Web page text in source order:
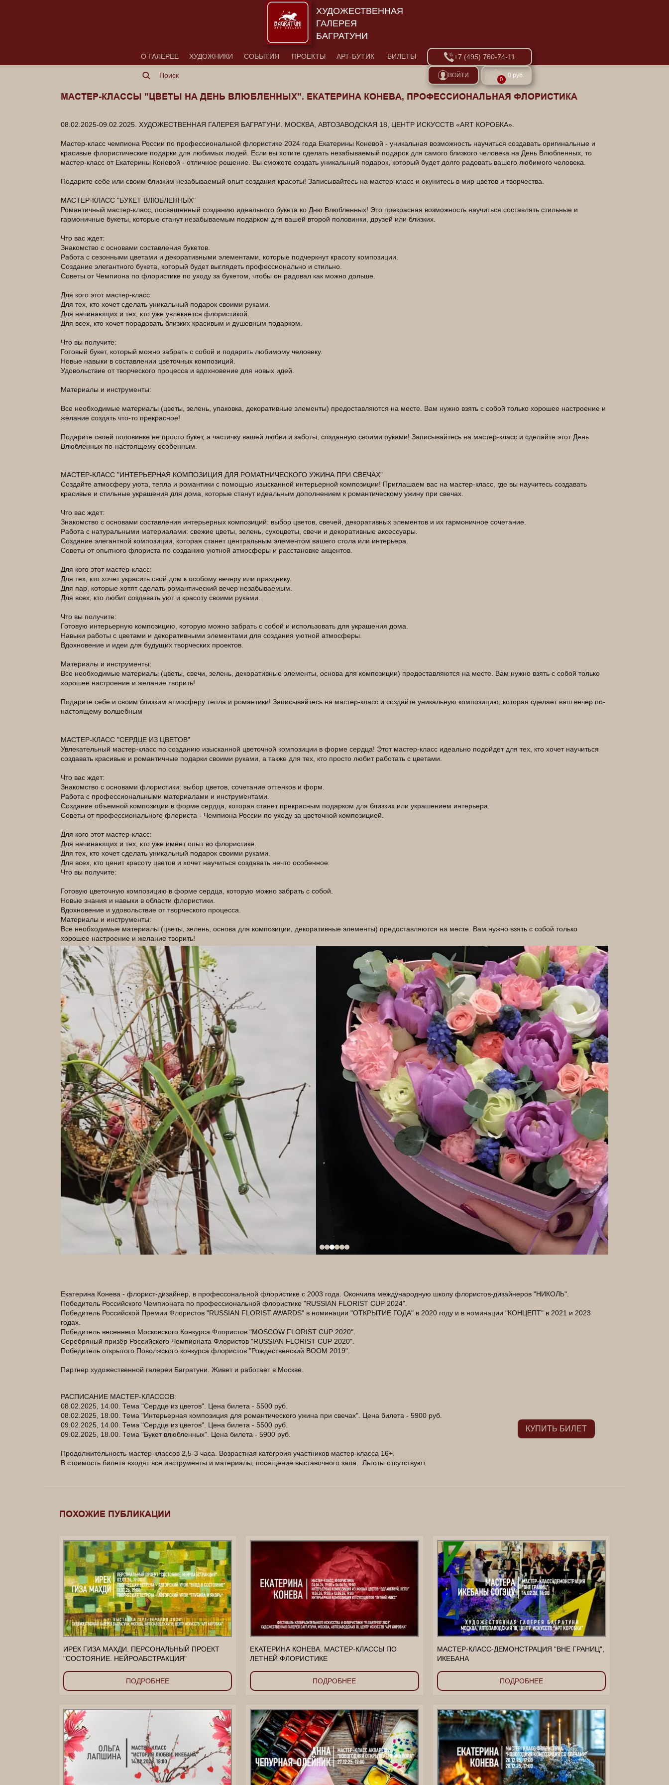
ХУДОЖЕСТВЕННАЯ
ГАЛЕРЕЯ
БАГРАТУНИ
О ГАЛЕРЕЕ ХУДОЖНИКИ СОБЫТИЯ ПРОЕКТЫ АРТ-БУТИК БИЛЕТЫ +7 (495) 760-74-11
ВОЙТИ
0
0 руб.
МАСТЕР-КЛАССЫ "ЦВЕТЫ НА ДЕНЬ ВЛЮБЛЕННЫХ". ЕКАТЕРИНА КОНЕВА, ПРОФЕССИОНАЛЬНАЯ ФЛОРИСТИКА
08.02.2025-09.02.2025. ХУДОЖЕСТВЕННАЯ ГАЛЕРЕЯ БАГРАТУНИ. МОСКВА, АВТОЗАВОДСКАЯ 18, ЦЕНТР ИСКУССТВ «ART КОРОБКА».
Мастер-класс чемпиона России по профессиональной флористике 2024 года Екатерины Коневой - уникальная возможность научиться создавать оригинальные и
красивые флористические подарки для любимых людей. Если вы хотите сделать незабываемый подарок для самого близкого человека на День Влюбленных, то
мастер-класс от Екатерины Коневой - отличное решение. Вы сможете создать уникальный подарок, который будет долго радовать вашего любимого человека.
Подарите себе или своим близким незабываемый опыт создания красоты! Записывайтесь на мастер-класс и окунитесь в мир цветов и творчества.
МАСТЕР-КЛАСС "БУКЕТ ВЛЮБЛЕННЫХ"
Романтичный мастер-класс, посвященный созданию идеального букета ко Дню Влюбленных! Это прекрасная возможность научиться составлять стильные и
гармоничные букеты, которые станут незабываемым подарком для вашей второй половинки, друзей или близких.
Что вас ждет:
Знакомство с основами составления букетов.
Работа с сезонными цветами и декоративными элементами, которые подчеркнут красоту композиции.
Создание элегантного букета, который будет выглядеть профессионально и стильно.
Советы от Чемпиона по флористике по уходу за букетом, чтобы он радовал как можно дольше.
Для кого этот мастер-класс:
Для тех, кто хочет сделать уникальный подарок своими руками.
Для начинающих и тех, кто уже увлекается флористикой.
Для всех, кто хочет порадовать близких красивым и душевным подарком.
Что вы получите:
Готовый букет, который можно забрать с собой и подарить любимому человеку.
Новые навыки в составлении цветочных композиций.
Удовольствие от творческого процесса и вдохновение для новых идей.
Материалы и инструменты:
Все необходимые материалы (цветы, зелень, упаковка, декоративные элементы) предоставляются на месте. Вам нужно взять с собой только хорошее настроение и
желание создать что-то прекрасное!
Подарите своей половинке не просто букет, а частичку вашей любви и заботы, созданную своими руками! Записывайтесь на мастер-класс и сделайте этот День
Влюбленных по-настоящему особенным.
МАСТЕР-КЛАСС "ИНТЕРЬЕРНАЯ КОМПОЗИЦИЯ ДЛЯ РОМАТНИЧЕСКОГО УЖИНА ПРИ СВЕЧАХ"
Создайте атмосферу уюта, тепла и романтики с помощью изысканной интерьерной композиции! Приглашаем вас на мастер-класс, где вы научитесь создавать
красивые и стильные украшения для дома, которые станут идеальным дополнением к романтическому ужину при свечах.
Что вас ждет:
Знакомство с основами составления интерьерных композиций: выбор цветов, свечей, декоративных элементов и их гармоничное сочетание.
Работа с натуральными материалами: свежие цветы, зелень, сухоцветы, свечи и декоративные аксессуары.
Создание элегантной композиции, которая станет центральным элементом вашего стола или интерьера.
Советы от опытного флориста по созданию уютной атмосферы и расстановке акцентов.
Для кого этот мастер-класс:
Для тех, кто хочет украсить свой дом к особому вечеру или празднику.
Для пар, которые хотят сделать романтический вечер незабываемым.
Для всех, кто любит создавать уют и красоту своими руками.
Что вы получите:
Готовую интерьерную композицию, которую можно забрать с собой и использовать для украшения дома.
Навыки работы с цветами и декоративными элементами для создания уютной атмосферы.
Вдохновение и идеи для будущих творческих проектов.
Материалы и инструменты:
Все необходимые материалы (цветы, свечи, зелень, декоративные элементы, основа для композиции) предоставляются на месте. Вам нужно взять с собой только
хорошее настроение и желание творить!
Подарите себе и своим близким атмосферу тепла и романтики! Записывайтесь на мастер-класс и создайте уникальную композицию, которая сделает ваш вечер по-
настоящему волшебным
МАСТЕР-КЛАСС "СЕРДЦЕ ИЗ ЦВЕТОВ"
Увлекательный мастер-класс по созданию изысканной цветочной композиции в форме сердца! Этот мастер-класс идеально подойдет для тех, кто хочет научиться
создавать красивые и романтичные подарки своими руками, а также для тех, кто просто любит работать с цветами.
Что вас ждет:
Знакомство с основами флористики: выбор цветов, сочетание оттенков и форм.
Работа с профессиональными материалами и инструментами.
Создание объемной композиции в форме сердца, которая станет прекрасным подарком для близких или украшением интерьера.
Советы от профессионального флориста - Чемпиона России по уходу за цветочной композицией.
Для кого этот мастер-класс:
Для начинающих и тех, кто уже имеет опыт во флористике.
Для тех, кто хочет сделать уникальный подарок своими руками.
Для всех, кто ценит красоту цветов и хочет научиться создавать нечто особенное.
Что вы получите:
Готовую цветочную композицию в форме сердца, которую можно забрать с собой.
Новые знания и навыки в области флористики.
Вдохновение и удовольствие от творческого процесса.
Материалы и инструменты:
Все необходимые материалы (цветы, зелень, основа для композиции, декоративные элементы) предоставляются на месте. Вам нужно взять с собой только
хорошее настроение и желание творить!
Екатерина Конева - флорист-дизайнер, в профессональной флористике с 2003 года. Окончила международную школу флористов-дизайнеров "НИКОЛЬ".
Победитель Российского Чемпионата по профессиональной флористике "RUSSIAN FLORIST CUP 2024".
Победитель Российской Премии Флористов "RUSSIAN FLORIST AWARDS" в номинации "ОТКРЫТИЕ ГОДА" в 2020 году и в номинации "КОНЦЕПТ" в 2021 и 2023
годах.
Победитель весеннего Московского Конкурса Флористов "MOSCOW FLORIST CUP 2020".
Серебряный призёр Российского Чемпионата Флористов "RUSSIAN FLORIST CUP 2020".
Победитель открытого Поволжского конкурса флористов "Рождественский BOOM 2019".
Партнер художественной галереи Багратуни. Живет и работает в Москве.
РАСПИСАНИЕ МАСТЕР-КЛАССОВ:
08.02.2025, 14.00. Тема "Сердце из цветов". Цена билета - 5500 руб.
08.02.2025, 18.00. Тема "Интерьерная композиция для романтического ужина при свечах". Цена билета - 5900 руб.
09.02.2025, 14.00. Тема "Сердце из цветов". Цена билета - 5500 руб.
09.02.2025, 18.00. Тема "Букет влюбленных". Цена билета - 5900 руб.
Продолжительность мастер-классов 2,5-3 часа. Возрастная категория участников мастер-класса 16+.
В стоимость билета входят все инструменты и материалы, посещение выставочного зала. Льготы отсутствуют.
КУПИТЬ БИЛЕТ
ПОХОЖИЕ ПУБЛИКАЦИИ
ИРЕК ГИЗА МАХДИ. ПЕРСОНАЛЬНЫЙ ПРОЕКТ
"СОСТОЯНИЕ. НЕЙРОАБСТРАКЦИЯ"
ПОДРОБНЕЕ
ЕКАТЕРИНА КОНЕВА. МАСТЕР-КЛАССЫ ПО
ЛЕТНЕЙ ФЛОРИСТИКЕ
ПОДРОБНЕЕ
МАСТЕР-КЛАСС-ДЕМОНСТРАЦИЯ "ВНЕ ГРАНИЦ",
ИКЕБАНА
ПОДРОБНЕЕ